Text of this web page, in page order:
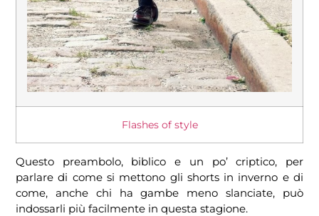
Flashes of style
Questo preambolo, biblico e un po’ criptico, per
parlare di come si mettono gli shorts in inverno e di
come, anche chi ha gambe meno slanciate, può
indossarli più facilmente in questa stagione.